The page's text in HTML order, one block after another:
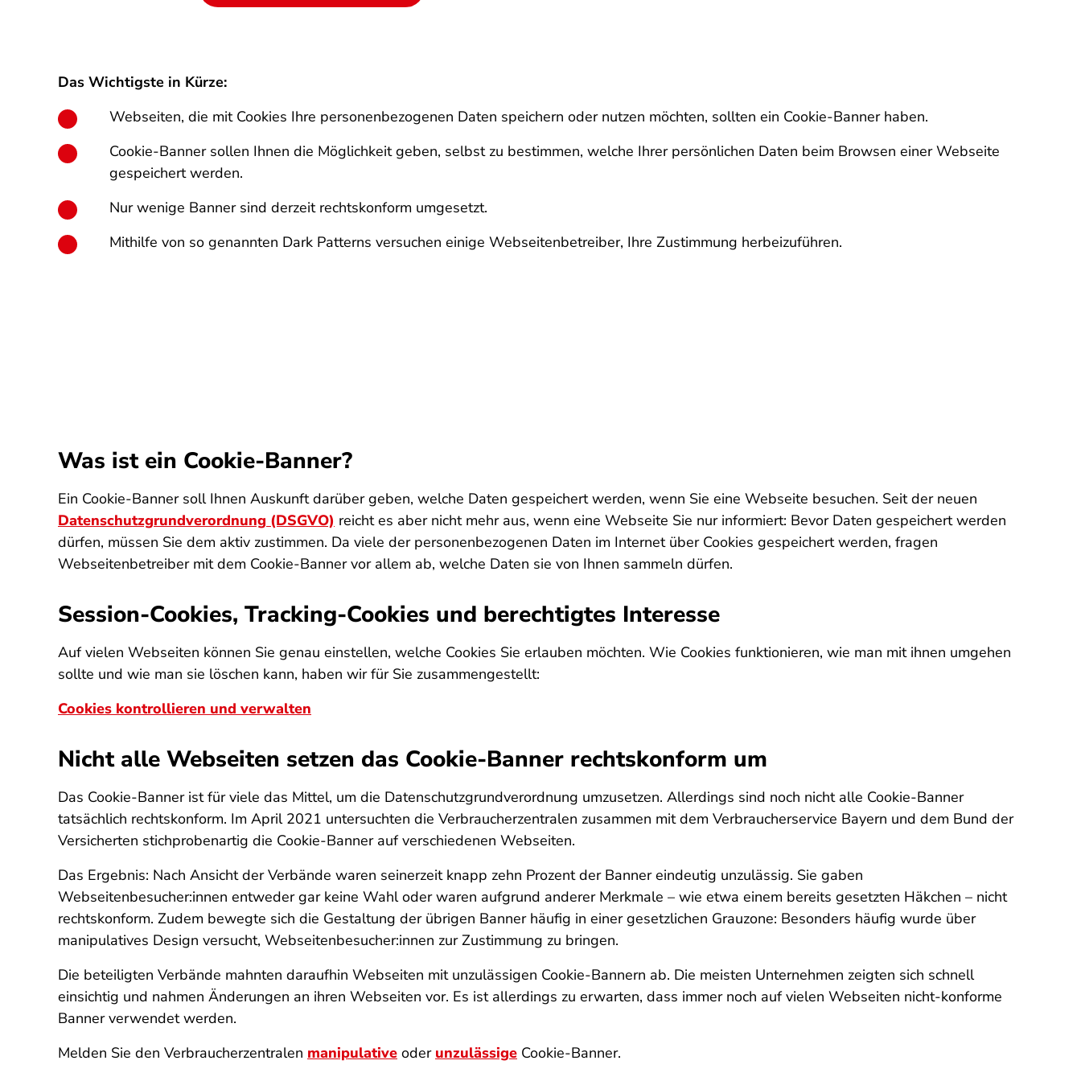
Das Wichtigste in Kürze:
Webseiten, die mit Cookies Ihre personenbezogenen Daten speichern oder nutzen möchten, sollten ein Cookie-Banner haben.
Cookie-Banner sollen Ihnen die Möglichkeit geben, selbst zu bestimmen, welche Ihrer persönlichen Daten beim Browsen einer Webseite
gespeichert werden.
Nur wenige Banner sind derzeit rechtskonform umgesetzt.
Mithilfe von so genannten Dark Patterns versuchen einige Webseitenbetreiber, Ihre Zustimmung herbeizuführen.
Was ist ein Cookie-Banner?
Ein Cookie-Banner soll Ihnen Auskunft darüber geben, welche Daten gespeichert werden, wenn Sie eine Webseite besuchen. Seit der neuen
Datenschutzgrundverordnung (DSGVO) reicht es aber nicht mehr aus, wenn eine Webseite Sie nur informiert: Bevor Daten gespeichert werden
dürfen, müssen Sie dem aktiv zustimmen. Da viele der personenbezogenen Daten im Internet über Cookies gespeichert werden, fragen
Webseitenbetreiber mit dem Cookie-Banner vor allem ab, welche Daten sie von Ihnen sammeln dürfen.
Session-Cookies, Tracking-Cookies und berechtigtes Interesse
Auf vielen Webseiten können Sie genau einstellen, welche Cookies Sie erlauben möchten. Wie Cookies funktionieren, wie man mit ihnen umgehen
sollte und wie man sie löschen kann, haben wir für Sie zusammengestellt:
Cookies kontrollieren und verwalten
Nicht alle Webseiten setzen das Cookie-Banner rechtskonform um
Das Cookie-Banner ist für viele das Mittel, um die Datenschutzgrundverordnung umzusetzen. Allerdings sind noch nicht alle Cookie-Banner
tatsächlich rechtskonform. Im April 2021 untersuchten die Verbraucherzentralen zusammen mit dem Verbraucherservice Bayern und dem Bund der
Versicherten stichprobenartig die Cookie-Banner auf verschiedenen Webseiten.
Das Ergebnis: Nach Ansicht der Verbände waren seinerzeit knapp zehn Prozent der Banner eindeutig unzulässig. Sie gaben
Webseitenbesucher:innen entweder gar keine Wahl oder waren aufgrund anderer Merkmale – wie etwa einem bereits gesetzten Häkchen – nicht
rechtskonform. Zudem bewegte sich die Gestaltung der übrigen Banner häufig in einer gesetzlichen Grauzone: Besonders häufig wurde über
manipulatives Design versucht, Webseitenbesucher:innen zur Zustimmung zu bringen.
Die beteiligten Verbände mahnten daraufhin Webseiten mit unzulässigen Cookie-Bannern ab. Die meisten Unternehmen zeigten sich schnell
einsichtig und nahmen Änderungen an ihren Webseiten vor. Es ist allerdings zu erwarten, dass immer noch auf vielen Webseiten nicht-konforme
Banner verwendet werden.
Melden Sie den Verbraucherzentralen manipulative oder unzulässige Cookie-Banner.